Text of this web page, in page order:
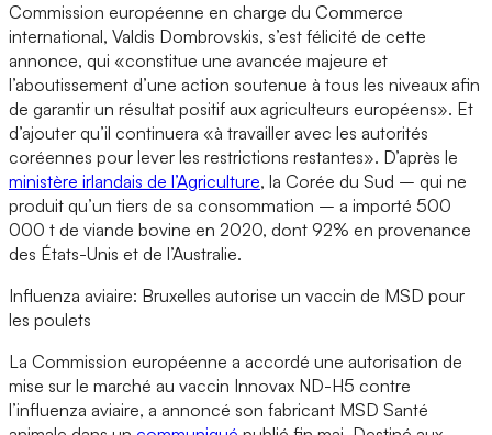
Commission européenne en charge du Commerce
international, Valdis Dombrovskis, s’est félicité de cette
annonce, qui «constitue une avancée majeure et
l’aboutissement d’une action soutenue à tous les niveaux afin
de garantir un résultat positif aux agriculteurs européens». Et
d’ajouter qu’il continuera «à travailler avec les autorités
coréennes pour lever les restrictions restantes». D’après le
ministère irlandais de l’Agriculture, la Corée du Sud – qui ne
produit qu’un tiers de sa consommation – a importé 500
000 t de viande bovine en 2020, dont 92% en provenance
des États-Unis et de l’Australie.
Influenza aviaire: Bruxelles autorise un vaccin de MSD pour
les poulets
La Commission européenne a accordé une autorisation de
mise sur le marché au vaccin Innovax ND-H5 contre
l’influenza aviaire, a annoncé son fabricant MSD Santé